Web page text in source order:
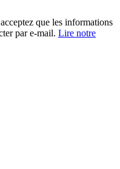
que les informations
par e-mail. Lire notre